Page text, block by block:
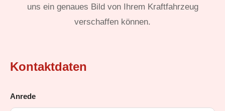
uns ein genaues Bild von Ihrem Kraftfahrzeug
verschaffen können.
Kontaktdaten
Anrede